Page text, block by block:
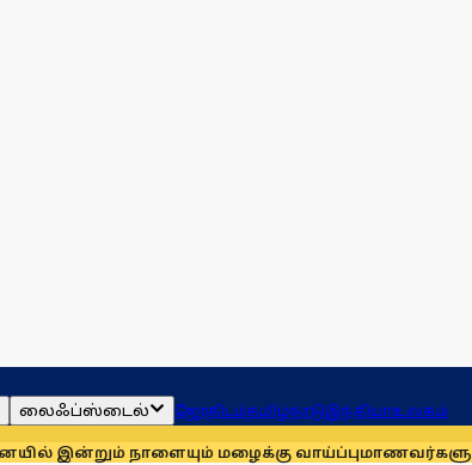
லைஃப்ஸ்டைல் ஜோதிடம்தமிழ்நாடுஇந்தியாஉலகம்
நாளையும் மழைக்கு வாய்ப்புமாணவர்களுக்காக